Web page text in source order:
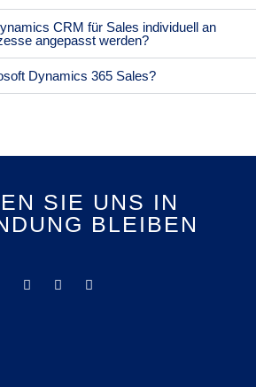
CRM für Sales individuell an
angepasst werden?
Dynamics 365 Sales?
SIE UNS IN
BLEIBEN